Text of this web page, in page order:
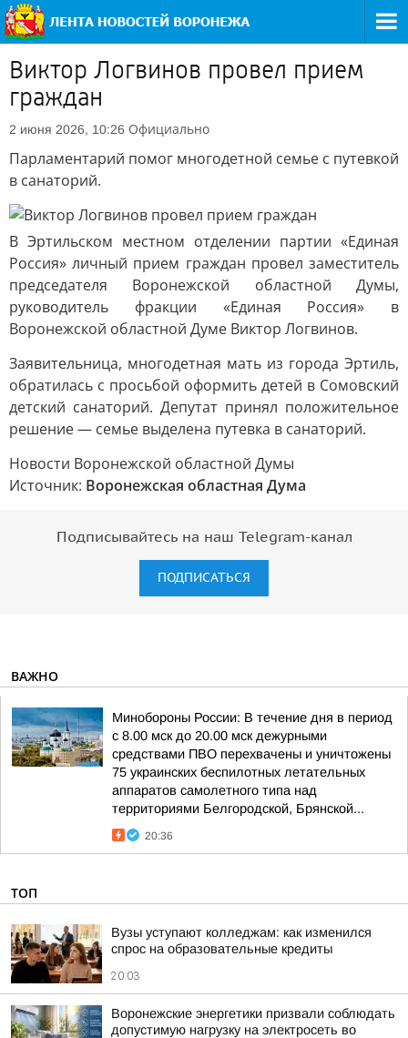
Виктор Логвинов провел прием
граждан
2 июня 2026, 10:26 Официально
Парламентарий помог многодетной семье с путевкой
в санаторий.
В Эртильском местном отделении партии «Единая
Россия» личный прием граждан провел заместитель
председателя Воронежской областной Думы,
руководитель фракции «Единая Россия» в
Воронежской областной Думе Виктор Логвинов.
Заявительница, многодетная мать из города Эртиль,
обратилась с просьбой оформить детей в Сомовский
детский санаторий. Депутат принял положительное
решение — семье выделена путевка в санаторий.
Новости Воронежской областной Думы
Источник: Воронежская областная Дума
Подписывайтесь на наш Telegram-канал
ПОДПИСАТЬСЯ
ВАЖНО
Минобороны России: В течение дня в период
с 8.00 мск до 20.00 мск дежурными
средствами ПВО перехвачены и уничтожены
75 украинских беспилотных летательных
аппаратов самолетного типа над
территориями Белгородской, Брянской...
20:36
ТОП
Вузы уступают колледжам: как изменился
спрос на образовательные кредиты
20:03
Воронежские энергетики призвали соблюдать
допустимую нагрузку на электросеть во